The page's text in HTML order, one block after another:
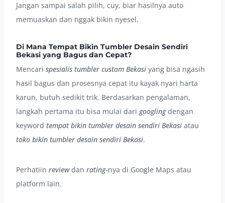
Jangan sampai salah pilih, cuy, biar hasilnya auto
memuaskan dan nggak bikin nyesel.
Di Mana Tempat Bikin Tumbler Desain Sendiri
Bekasi yang Bagus dan Cepat?
Mencari spesialis tumbler custom Bekasi yang bisa ngasih
hasil bagus dan prosesnya cepat itu kayak nyari harta
karun, butuh sedikit trik. Berdasarkan pengalaman,
langkah pertama itu bisa mulai dari googlingdengan
keyword tempat bikin tumbler desain sendiri Bekasi atau
toko bikin tumbler desain sendiri Bekasi.
Perhatiin reviewdan rating-nya di Google Maps atau
platform lain.